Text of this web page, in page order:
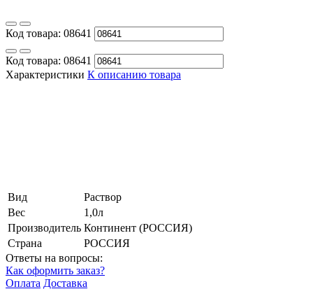
Код товара: 08641
Код товара: 08641
Характеристики К описанию товара
Вид
Раствор
Вес
1,0л
Производитель Континент (РОССИЯ)
Страна
РОССИЯ
Ответы на вопросы:
Как оформить заказ?
Оплата Доставка